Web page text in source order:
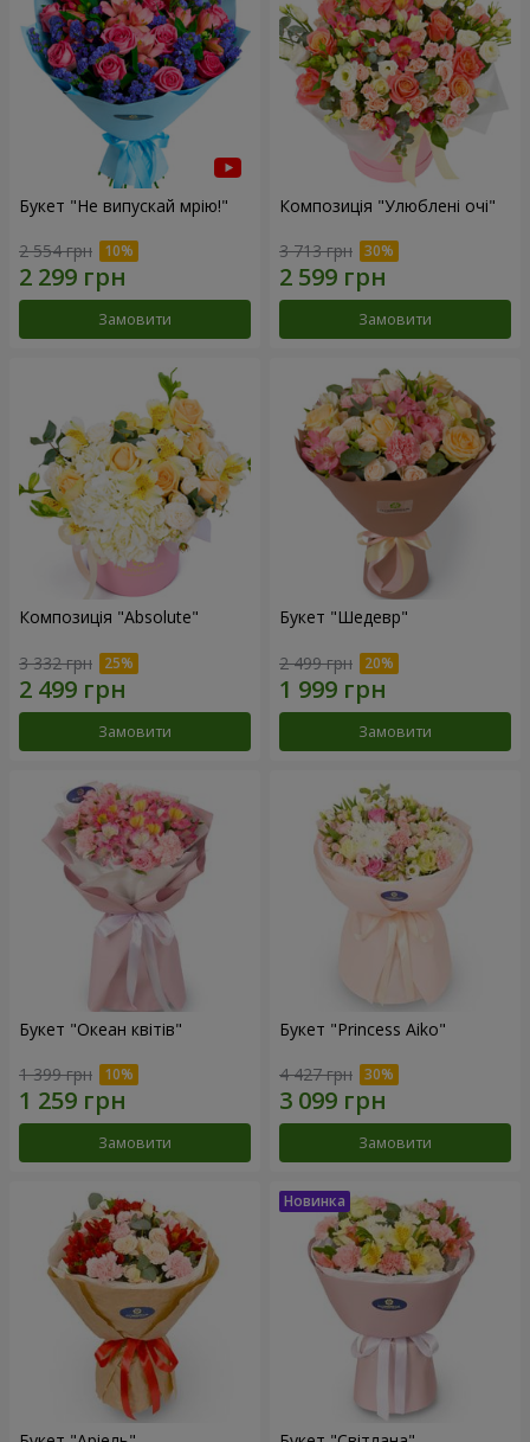
Букет "Не випускай мрію!"
2 554 грн
Замовити
Композиція "Улюблені очі"
3 713 грн
Замовити
Композиція "Absolute"
3 332 грн
Замовити
Букет "Шедевр"
2 499 грн
Замовити
Букет "Океан квітів"
1 399 грн
Замовити
Букет "Princess Aiko"
4 427 грн
Замовити